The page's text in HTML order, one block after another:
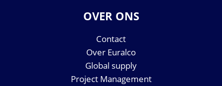
OVER ONS
Contact
Over Euralco
Global supply
Project Management